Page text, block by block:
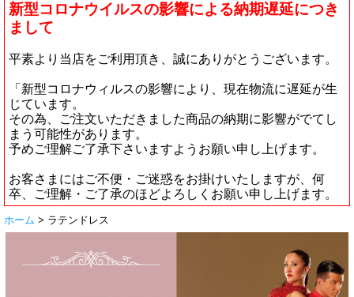
新型コロナウイルスの影響による納期遅延につき
まして
平素より当店をご利用頂き、誠にありがとうございます。
「新型コロナウィルスの影響により、現在物流に遅延が生
じています。
その為、ご注文いただきました商品の納期に影響がでてし
まう可能性があります。
予めご理解ご了承下さいますようお願い申し上げます。
お客さまにはご不便・ご迷惑をお掛けいたしますが、何
卒、ご理解・ご了承のほどよろしくお願い申し上げます。
ホーム > ラテンドレス